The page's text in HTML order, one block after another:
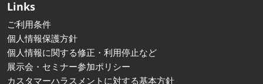
Links
ご利用条件
個人情報保護方針
個人情報に関する修正・利用停止など
展示会・セミナー参加ポリシー
カスタマーハラスメントに対する基本方針